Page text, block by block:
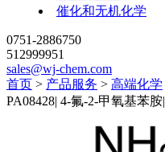
催化和无机化学
0751-2886750
512999951
sales@wj-chem.com
首页 > 产品服务 > 高端化学
PA08428| 4-氟-2-甲氧基苯胺|